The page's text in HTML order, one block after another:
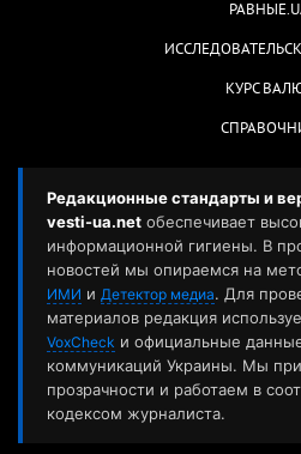
КУРС
Редакционные стандарты и
vesti-ua.net обеспечивает
информационной гигиены. В
новостей мы опираемся на
ИМИ и Детектор медиа. Для
материалов редакция
VoxCheck и официальные
коммуникаций Украины. Мы
прозрачности и работаем в
кодексом журналиста.